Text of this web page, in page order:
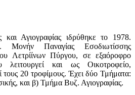
Αγιογραφίας ιδρύθηκε το 1978.
Μονήν Παναγίας Εσοδιωτίσσης
Λετρίίνων Πύργου, σε εξαόροφρο
λειτουργεί και ως Οικοτροφείο,
τους 20 τροφίμους. Έχει δύο Τμήματα:
και β) Τμήμα Βυζ. Αγιογραφίας.